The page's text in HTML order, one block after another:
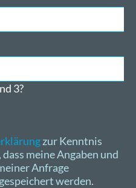
3?
zur Kenntnis
meine Angaben und
Anfrage
werden.